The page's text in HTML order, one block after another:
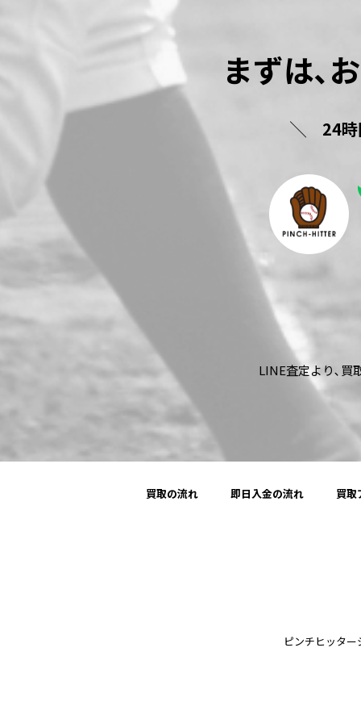
まずは､
24
LINE査定より､買
買取の流れ 即日入金の流れ 買取
ピンチヒッタ